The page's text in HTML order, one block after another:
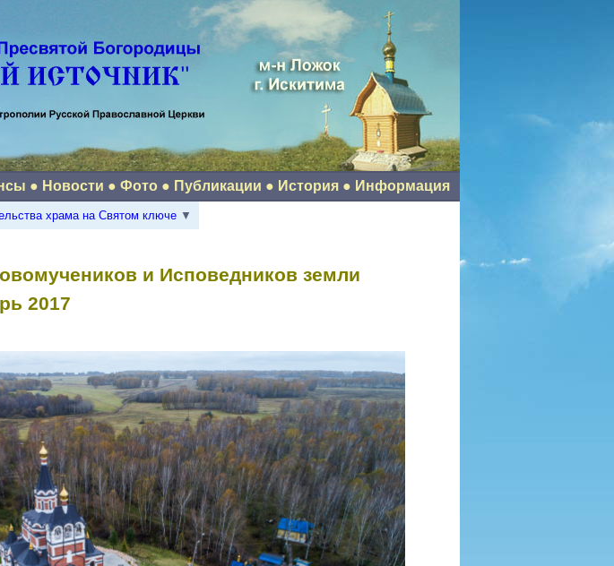
● Новости ● Фото ● Публикации ● История● Информация
храма на Святом ключе ▼
и Исповедников земли
2017